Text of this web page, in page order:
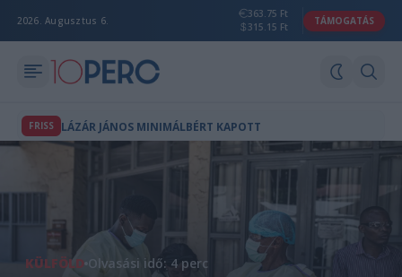
2026. Augusztus 6.
363.75 Ft
315.15 Ft
TÁMOGATÁS
FRISS LÁZÁR JÁNOS MINIMÁLBÉRT KAPOTT
KÜLFÖLD Olvasási idő: 4 perc